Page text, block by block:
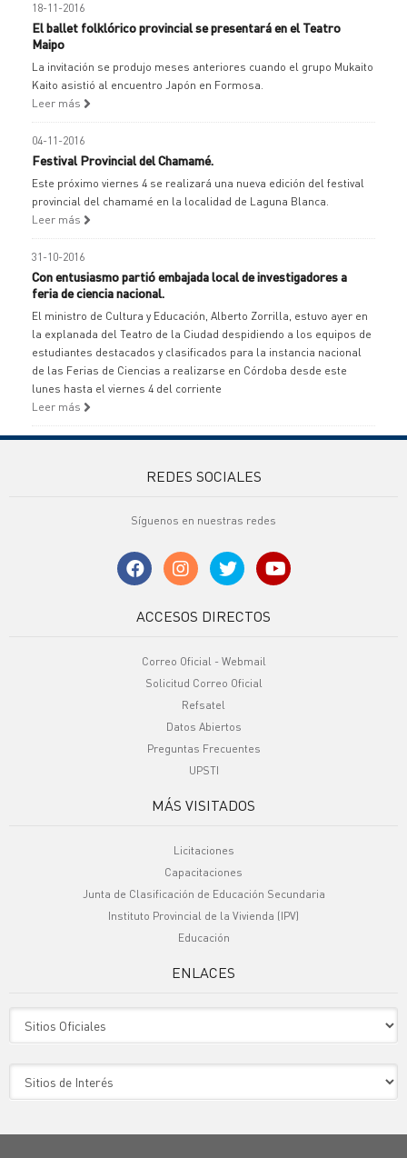
18-11-2016
El ballet folklórico provincial se presentará en el Teatro
Maipo
La invitación se produjo meses anteriores cuando el grupo Mukaito
Kaito asistió al encuentro Japón en Formosa.
Leer más
04-11-2016
Festival Provincial del Chamamé.
Este próximo viernes 4 se realizará una nueva edición del festival
provincial del chamamé en la localidad de Laguna Blanca.
Leer más
31-10-2016
Con entusiasmo partió embajada local de investigadores a
feria de ciencia nacional.
El ministro de Cultura y Educación, Alberto Zorrilla, estuvo ayer en
la explanada del Teatro de la Ciudad despidiendo a los equipos de
estudiantes destacados y clasificados para la instancia nacional
de las Ferias de Ciencias a realizarse en Córdoba desde este
lunes hasta el viernes 4 del corriente
Leer más
REDES SOCIALES
Síguenos en nuestras redes
ACCESOS DIRECTOS
Correo Oficial - Webmail
Solicitud Correo Oficial
Refsatel
Datos Abiertos
Preguntas Frecuentes
UPSTI
MÁS VISITADOS
Licitaciones
Capacitaciones
Junta de Clasificación de Educación Secundaria
Instituto Provincial de la Vivienda (IPV)
Educación
ENLACES